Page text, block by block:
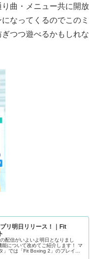
曲・メニュー共に開放
なってくるのでこのミ
つつ遊べるかもしれな
リ明日リリース！｜Fit
配信がいよいよ明日となりまし
能について改めてご紹介します！ マ
」では「Fit Boxing 2」のプレイデ